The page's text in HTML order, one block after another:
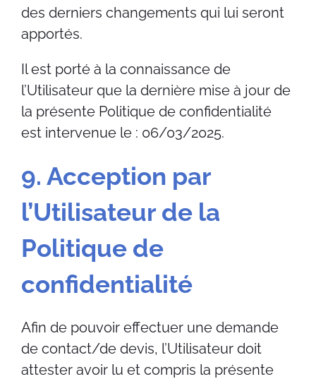
des derniers changements qui lui seront
apportés.
Il est porté à la connaissance de
l’Utilisateur que la dernière mise à jour de
la présente Politique de confidentialité
est intervenue le : 06/03/2025.
9. Acception par
l’Utilisateur de la
Politique de
confidentialité
Afin de pouvoir effectuer une demande
de contact/de devis, l’Utilisateur doit
attester avoir lu et compris la présente